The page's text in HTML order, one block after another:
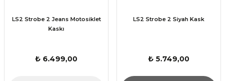
LS2 Strobe 2 Jeans Motosiklet
Kaskı
₺ 6.499,00
LS2 Strobe 2 Siyah Kask
₺ 5.749,00